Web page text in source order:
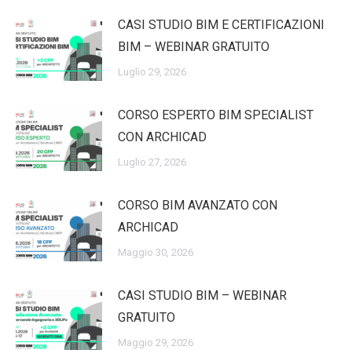
CASI STUDIO BIM E CERTIFICAZIONI
BIM – WEBINAR GRATUITO
Luglio 29, 2026
CORSO ESPERTO BIM SPECIALIST
CON ARCHICAD
Luglio 27, 2026
CORSO BIM AVANZATO CON
ARCHICAD
Maggio 30, 2026
CASI STUDIO BIM – WEBINAR
GRATUITO
Maggio 29, 2026